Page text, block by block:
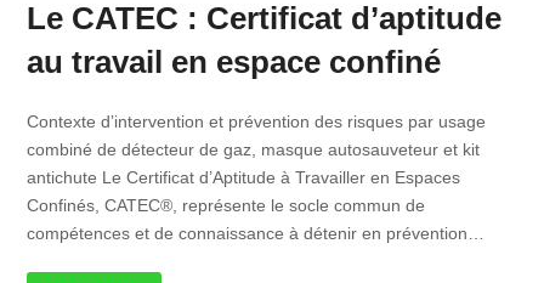
Le CATEC : Certificat d’aptitude
au travail en espace confiné
Contexte d’intervention et prévention des risques par usage
combiné de détecteur de gaz, masque autosauveteur et kit
antichute Le Certificat d’Aptitude à Travailler en Espaces
Confinés, CATEC®, représente le socle commun de
compétences et de connaissance à détenir en prévention…